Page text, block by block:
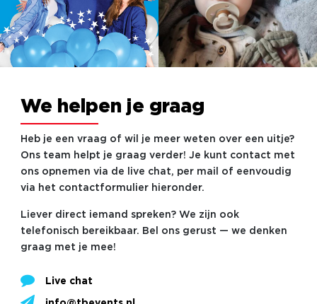
We helpen je graag
Heb je een vraag of wil je meer weten over een uitje?
Ons team helpt je graag verder! Je kunt contact met
ons opnemen via de live chat, per mail of eenvoudig
via het contactformulier hieronder.
Liever direct iemand spreken? We zijn ook
telefonisch bereikbaar. Bel ons gerust — we denken
graag met je mee!
Live chat